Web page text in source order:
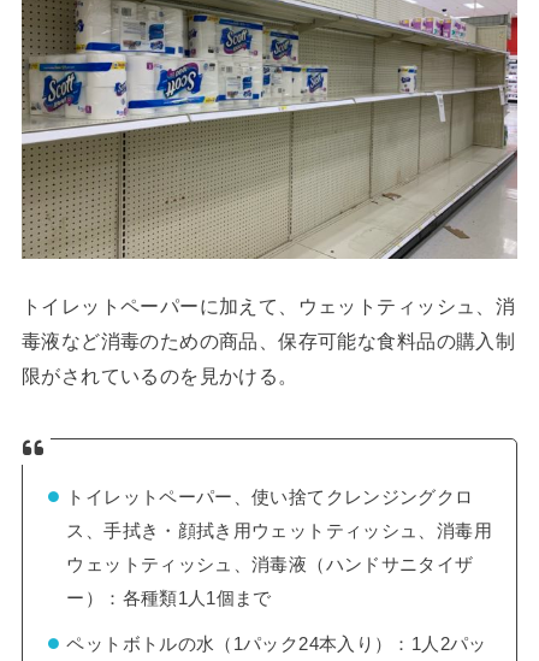
トイレットペーパーに加えて、ウェットティッシュ、消
毒液など消毒のための商品、保存可能な食料品の購入制
限がされているのを見かける。
トイレットペーパー、使い捨てクレンジングクロ
ス、手拭き・顔拭き用ウェットティッシュ、消毒用
ウェットティッシュ、消毒液（ハンドサニタイザ
ー）：各種類1人1個まで
ペットボトルの水（1パック24本入り）：1人2パッ